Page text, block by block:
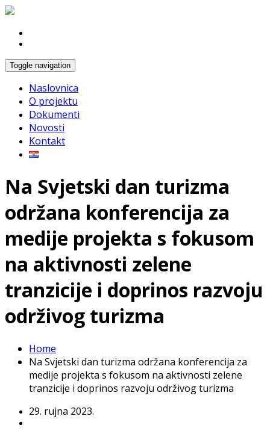
Toggle navigation
Naslovnica
O projektu
Dokumenti
Novosti
Kontakt
Na Svjetski dan turizma
održana konferencija za
medije projekta s fokusom
na aktivnosti zelene
tranzicije i doprinos razvoju
održivog turizma
Home
Na Svjetski dan turizma održana konferencija za
medije projekta s fokusom na aktivnosti zelene
tranzicije i doprinos razvoju održivog turizma
29. rujna 2023.